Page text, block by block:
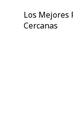
Los Mejores
Cercanas